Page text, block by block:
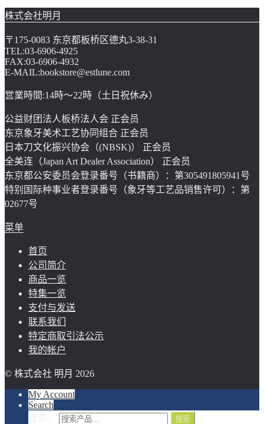
株式会社明月
〒175-0083 东京都板桥区德丸3-38-31
TEL:03-6906-4925
FAX:03-6906-4932
E-MAIL:bookstore@estlune.com
営業時間:14時～22時（土日祝休み）
公益财团法人板桥法人会 正会员
东京象牙美术工艺协同组合 正会员
日本刀文化振兴协会（(NBSK)） 正会员
全美连（Japan Art Dealer Association） 正会员
东京都公安委员会登录番号（书籍商）：第305491805941号
特别国际种事业者登录番号（象牙等工艺品销售许可）：第
02677号
菜单
首页
公司简介
商品一览
特集一览
支付与发送
联系我们
特定商取引法公示
我的帐户
© 株式会社 明月 2026
My Account
Search
搜索